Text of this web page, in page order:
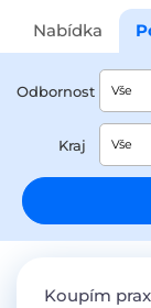
Nabídka
Odbornost Vše
Kraj Vše
Koupím